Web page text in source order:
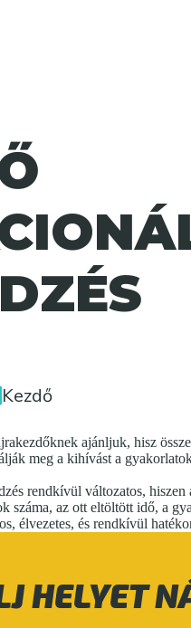
Kezdő
ajánljuk, hisz
meg a kihívást a
rendkívül változatos, hiszen
száma, az ott eltöltött idő, a
élvezetes, és rendkívül
HELYET